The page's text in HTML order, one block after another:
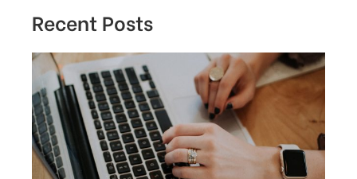
Recent Posts